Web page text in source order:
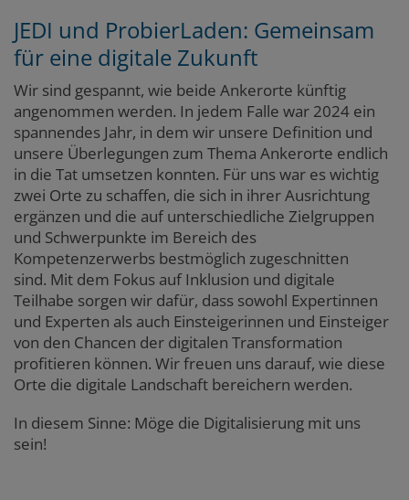
JEDI und ProbierLaden: Gemeinsam
für eine digitale Zukunft
Wir sind gespannt, wie beide Ankerorte künftig
angenommen werden. In jedem Falle war 2024 ein
spannendes Jahr, in dem wir unsere Definition und
unsere Überlegungen zum Thema Ankerorte endlich
in die Tat umsetzen konnten. Für uns war es wichtig
zwei Orte zu schaffen, die sich in ihrer Ausrichtung
ergänzen und die auf unterschiedliche Zielgruppen
und Schwerpunkte im Bereich des
Kompetenzerwerbs bestmöglich zugeschnitten
sind. Mit dem Fokus auf Inklusion und digitale
Teilhabe sorgen wir dafür, dass sowohl Expertinnen
und Experten als auch Einsteigerinnen und Einsteiger
von den Chancen der digitalen Transformation
profitieren können. Wir freuen uns darauf, wie diese
Orte die digitale Landschaft bereichern werden.
In diesem Sinne: Möge die Digitalisierung mit uns
sein!